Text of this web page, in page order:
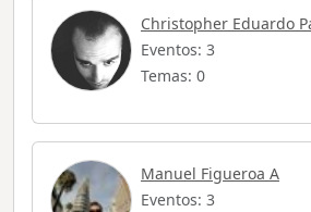
Christopher Eduardo
Eventos: 3
Temas: 0
Manuel Figueroa A
Eventos: 3